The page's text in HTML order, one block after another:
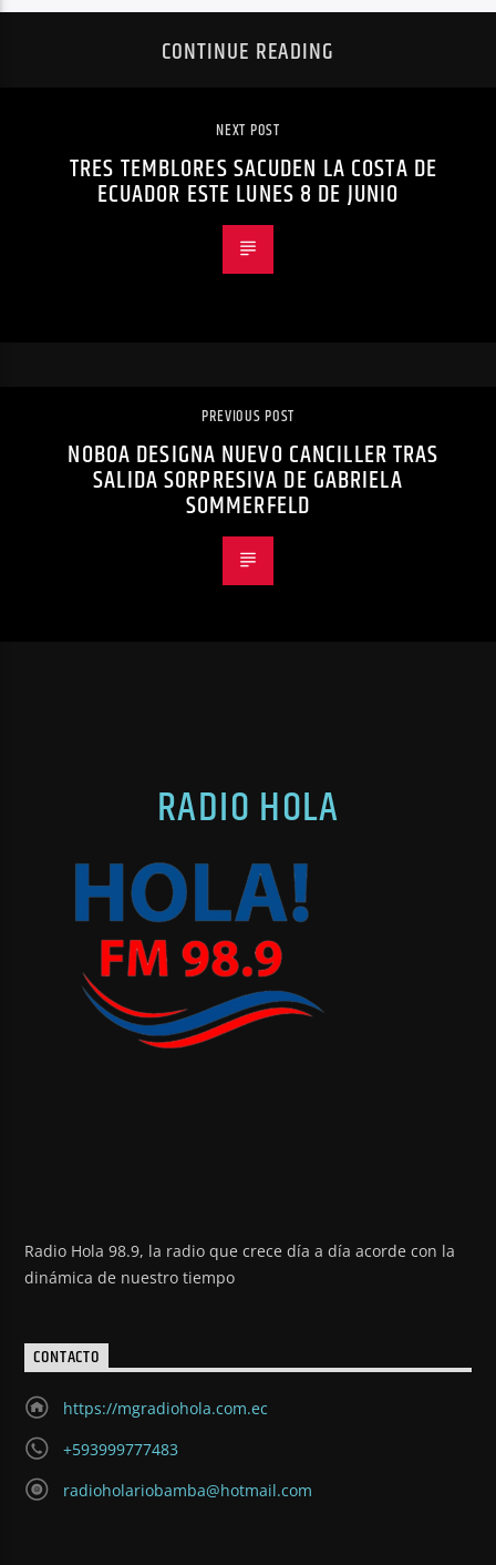
CONTINUE READING
NEXT POST
TRES TEMBLORES SACUDEN LA COSTA DE
ECUADOR ESTE LUNES 8 DE JUNIO
PREVIOUS POST
NOBOA DESIGNA NUEVO CANCILLER TRAS
SALIDA SORPRESIVA DE GABRIELA
SOMMERFELD
RADIO HOLA
Radio Hola 98.9, la radio que crece día a día acorde con la
dinámica de nuestro tiempo
CONTACTO
https://mgradiohola.com.ec
+593999777483
radioholariobamba@hotmail.com